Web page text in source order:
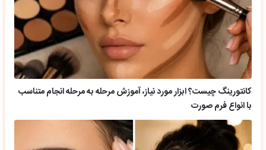
کانتورینگ چیست؟ ابزار مورد نیاز، آموزش مرحله به مرحله انجام متناسب
با انواع فرم صورت